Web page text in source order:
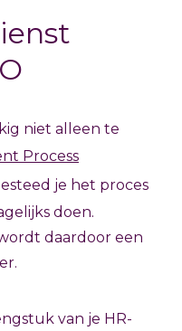
niet alleen te
Process
je het proces
doen.
daardoor een
van je HR-